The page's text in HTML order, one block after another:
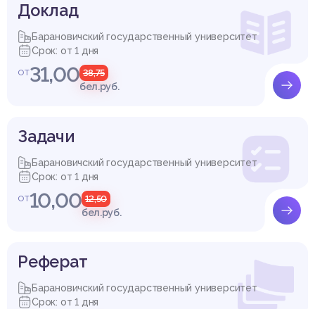
Доклад
Барановичский государственный университет
Срок: от 1 дня
от31,00 38,75
бел.руб.
Задачи
Барановичский государственный университет
Срок: от 1 дня
от10,00 12,50
бел.руб.
Реферат
Барановичский государственный университет
Срок: от 1 дня